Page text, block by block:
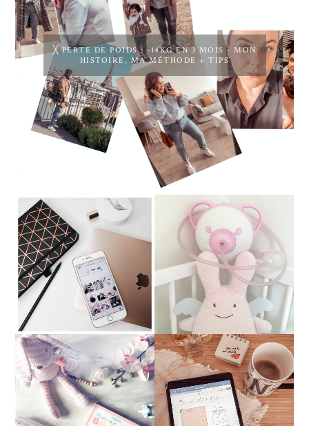
╳ PERTE DE POIDS : -14KG EN 3 MOIS - MON
HISTOIRE, MA MÉTHODE + TIPS
╳ COMMENT AVOIR UN
JOLI FEED INSTAGRAM
NOSIBOO :
L'ASPIRATEUR NASAL
UPDATE SOMMEIL DE
BÉBÉ : COMMENT
S'ENDORT MLLE À
BIENTÔT 1 AN
╳ FREEBIE - BULLET
JOURNAL DIGITAL 2021
(EXTRAIT)